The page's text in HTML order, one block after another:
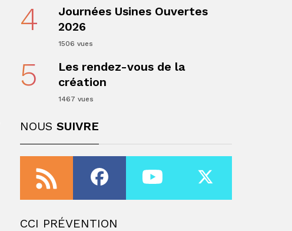
Partager
4
Journées Usines Ouvertes
2026
1506 vues
5
Les rendez-vous de la
création
1467 vues
NOUS SUIVRE
CCI PRÉVENTION